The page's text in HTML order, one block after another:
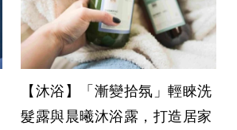
【沐浴】「漸變拾氛」輕睞洗
髮露與晨曦沐浴露，打造居家